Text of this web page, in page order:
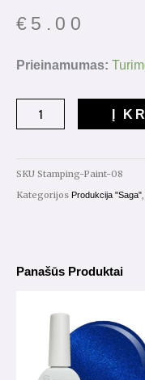
€ 5.00
Prieinamumas:
produkto
Stamping
Nr.08
8ml
Į
SKU Stamping-Paint-08
Kategorijos Produkcija "Saga",
Panašūs Produktai